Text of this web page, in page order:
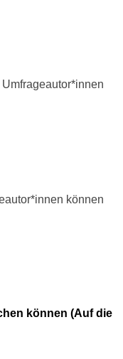
können
können (Auf die